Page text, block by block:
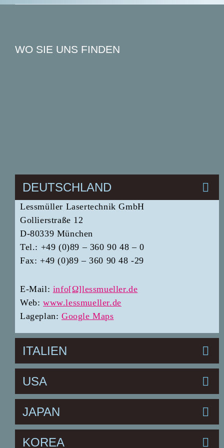
WO SIE UNS FINDEN
DEUTSCHLAND
Lessmüller Lasertechnik GmbH
Gollierstraße 12
D-80339 München
Tel.: +49 (0)89 – 360 90 48 – 0
Fax: +49 (0)89 – 360 90 48 -29
E-Mail: info[Ω]lessmueller.de
Web: www.lessmueller.de
Lageplan: Google Maps
ITALIEN
USA
JAPAN
KOREA